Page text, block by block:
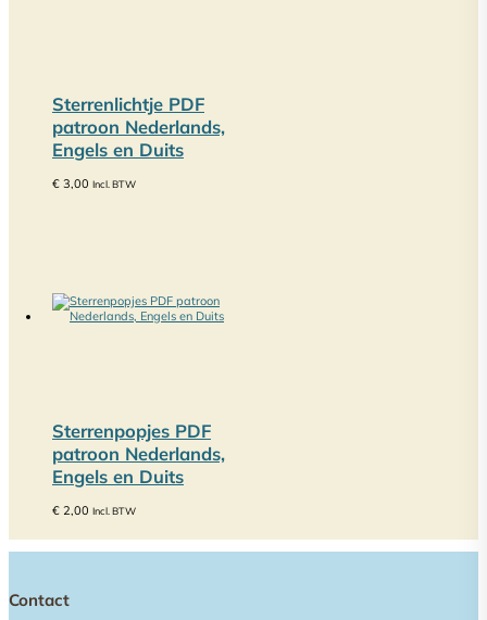
Sterrenlichtje PDF
patroon Nederlands,
Engels en Duits
€ 3,00 Incl. BTW
Sterrenpopjes PDF
patroon Nederlands,
Engels en Duits
€ 2,00 Incl. BTW
Contact